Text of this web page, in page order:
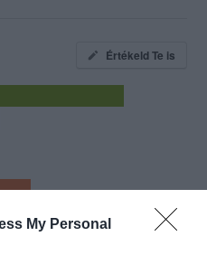
My Personal
Értékeld Te is